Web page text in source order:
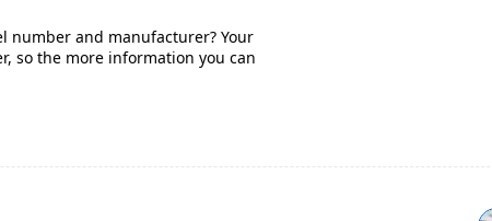
number and manufacturer? Your
so the more information you can